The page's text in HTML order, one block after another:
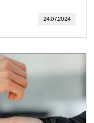
24.07.2024